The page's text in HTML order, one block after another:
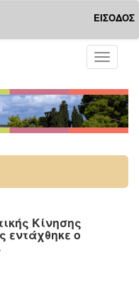
ΕΙΣΟΔΟΣ
Toggle
Κίνησης
εντάχθηκε ο